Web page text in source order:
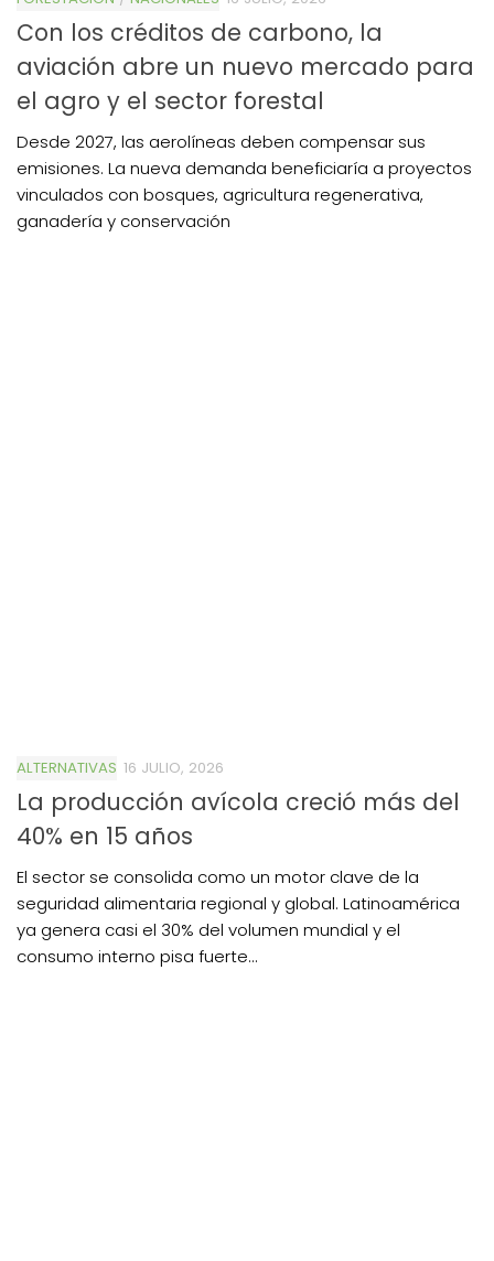
Con los créditos de carbono, la
aviación abre un nuevo mercado para
el agro y el sector forestal
Desde 2027, las aerolíneas deben compensar sus
emisiones. La nueva demanda beneficiaría a proyectos
vinculados con bosques, agricultura regenerativa,
ganadería y conservación
ALTERNATIVAS 16 JULIO, 2026
La producción avícola creció más del
40% en 15 años
El sector se consolida como un motor clave de la
seguridad alimentaria regional y global. Latinoamérica
ya genera casi el 30% del volumen mundial y el
consumo interno pisa fuerte...